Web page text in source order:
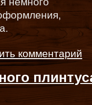
комментарий